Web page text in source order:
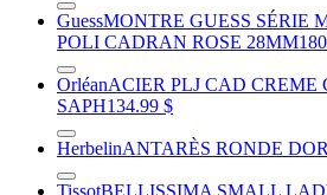
GuessMONTRE GUESS SÉRIE
POLI CADRAN ROSE 28MM
OrléanACIER PLJ CAD CREME
SAPH134.99 $
HerbelinANTARÈS RONDE